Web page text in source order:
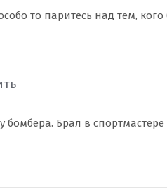
то паритесь над тем, кого
бомбера. Брал в